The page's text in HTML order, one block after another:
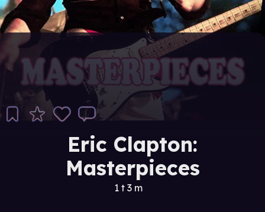
Eric Clapton:
Masterpieces
1 t 3 m